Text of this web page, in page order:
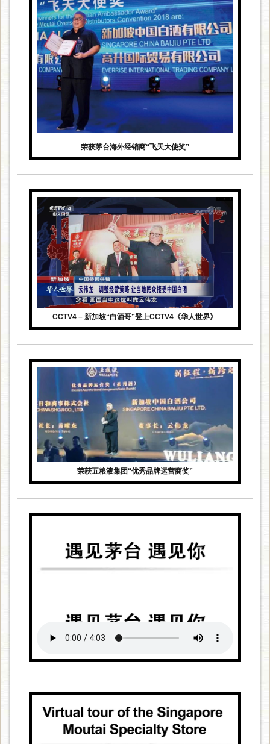
荣获茅台海外经销商“飞天大使奖”
CCTV4 – 新加坡“白酒哥”登上CCTV4《华人世界》
荣获五粮液集团“优秀品牌运营商奖”